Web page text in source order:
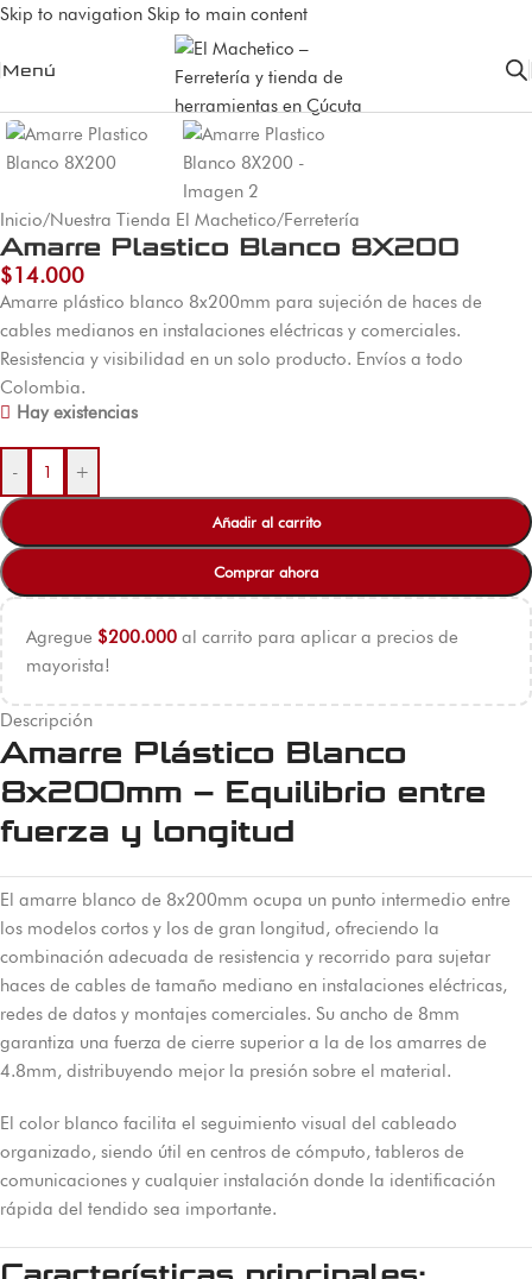
Skip to navigation Skip to main content
Menú
Inicio/Nuestra Tienda El Machetico/Ferretería
Amarre Plastico Blanco 8X200
$14.000
Amarre plástico blanco 8x200mm para sujeción de haces de
cables medianos en instalaciones eléctricas y comerciales.
Resistencia y visibilidad en un solo producto. Envíos a todo
Colombia.
Hay existencias
- +
Añadir al carrito
Comprar ahora
Agregue $200.000 al carrito para aplicar a precios de
mayorista!
Descripción
Amarre Plástico Blanco
8x200mm – Equilibrio entre
fuerza y longitud
El amarre blanco de 8x200mm ocupa un punto intermedio entre
los modelos cortos y los de gran longitud, ofreciendo la
combinación adecuada de resistencia y recorrido para sujetar
haces de cables de tamaño mediano en instalaciones eléctricas,
redes de datos y montajes comerciales. Su ancho de 8mm
garantiza una fuerza de cierre superior a la de los amarres de
4.8mm, distribuyendo mejor la presión sobre el material.
El color blanco facilita el seguimiento visual del cableado
organizado, siendo útil en centros de cómputo, tableros de
comunicaciones y cualquier instalación donde la identificación
rápida del tendido sea importante.